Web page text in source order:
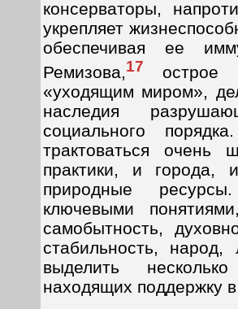
консерваторы,
укрепляет
обеспечивая ее
Ремизова,17 острое
«уходящим миром»,
наследия
социального
трактоваться очень
практики, и города,
природные
ключевыми
самобытность,
стабильность,
выделить
находящих поддержку